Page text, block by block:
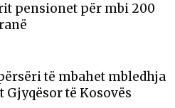
pensionet për mbi 200
të mbahet mbledhja
Gjyqësor të Kosovës